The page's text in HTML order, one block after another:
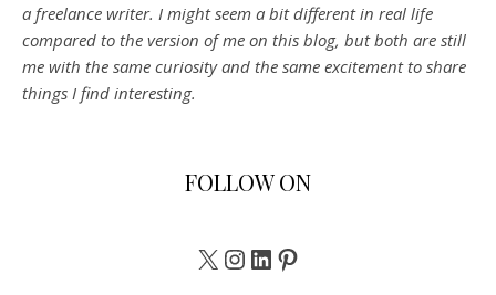
a freelance writer. I might seem a bit different in real life
compared to the version of me on this blog, but both are still
me with the same curiosity and the same excitement to share
things I find interesting.
FOLLOW ON
X Instagram
LinkedInPinterest